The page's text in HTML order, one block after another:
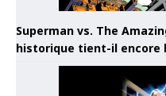
Superman vs. The
historique tient-il encore